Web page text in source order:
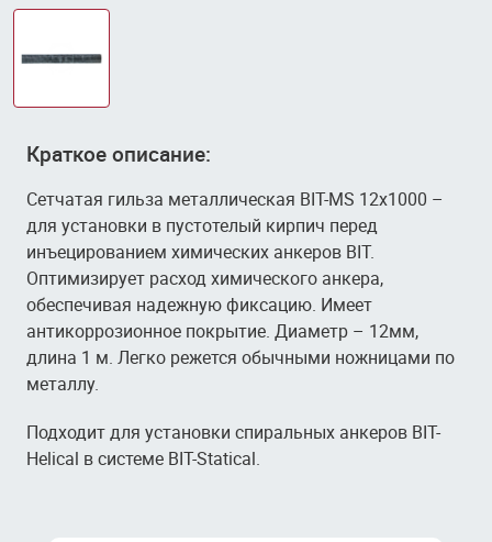
Краткое описание:
Сетчатая гильза металлическая BIT-MS 12х1000 –
для установки в пустотелый кирпич перед
инъецированием химических анкеров BIT.
Оптимизирует расход химического анкера,
обеспечивая надежную фиксацию. Имеет
антикоррозионное покрытие. Диаметр – 12мм,
длина 1 м. Легко режется обычными ножницами по
металлу.
Подходит для установки спиральных анкеров BIT-
Helical в системе BIT-Statical.